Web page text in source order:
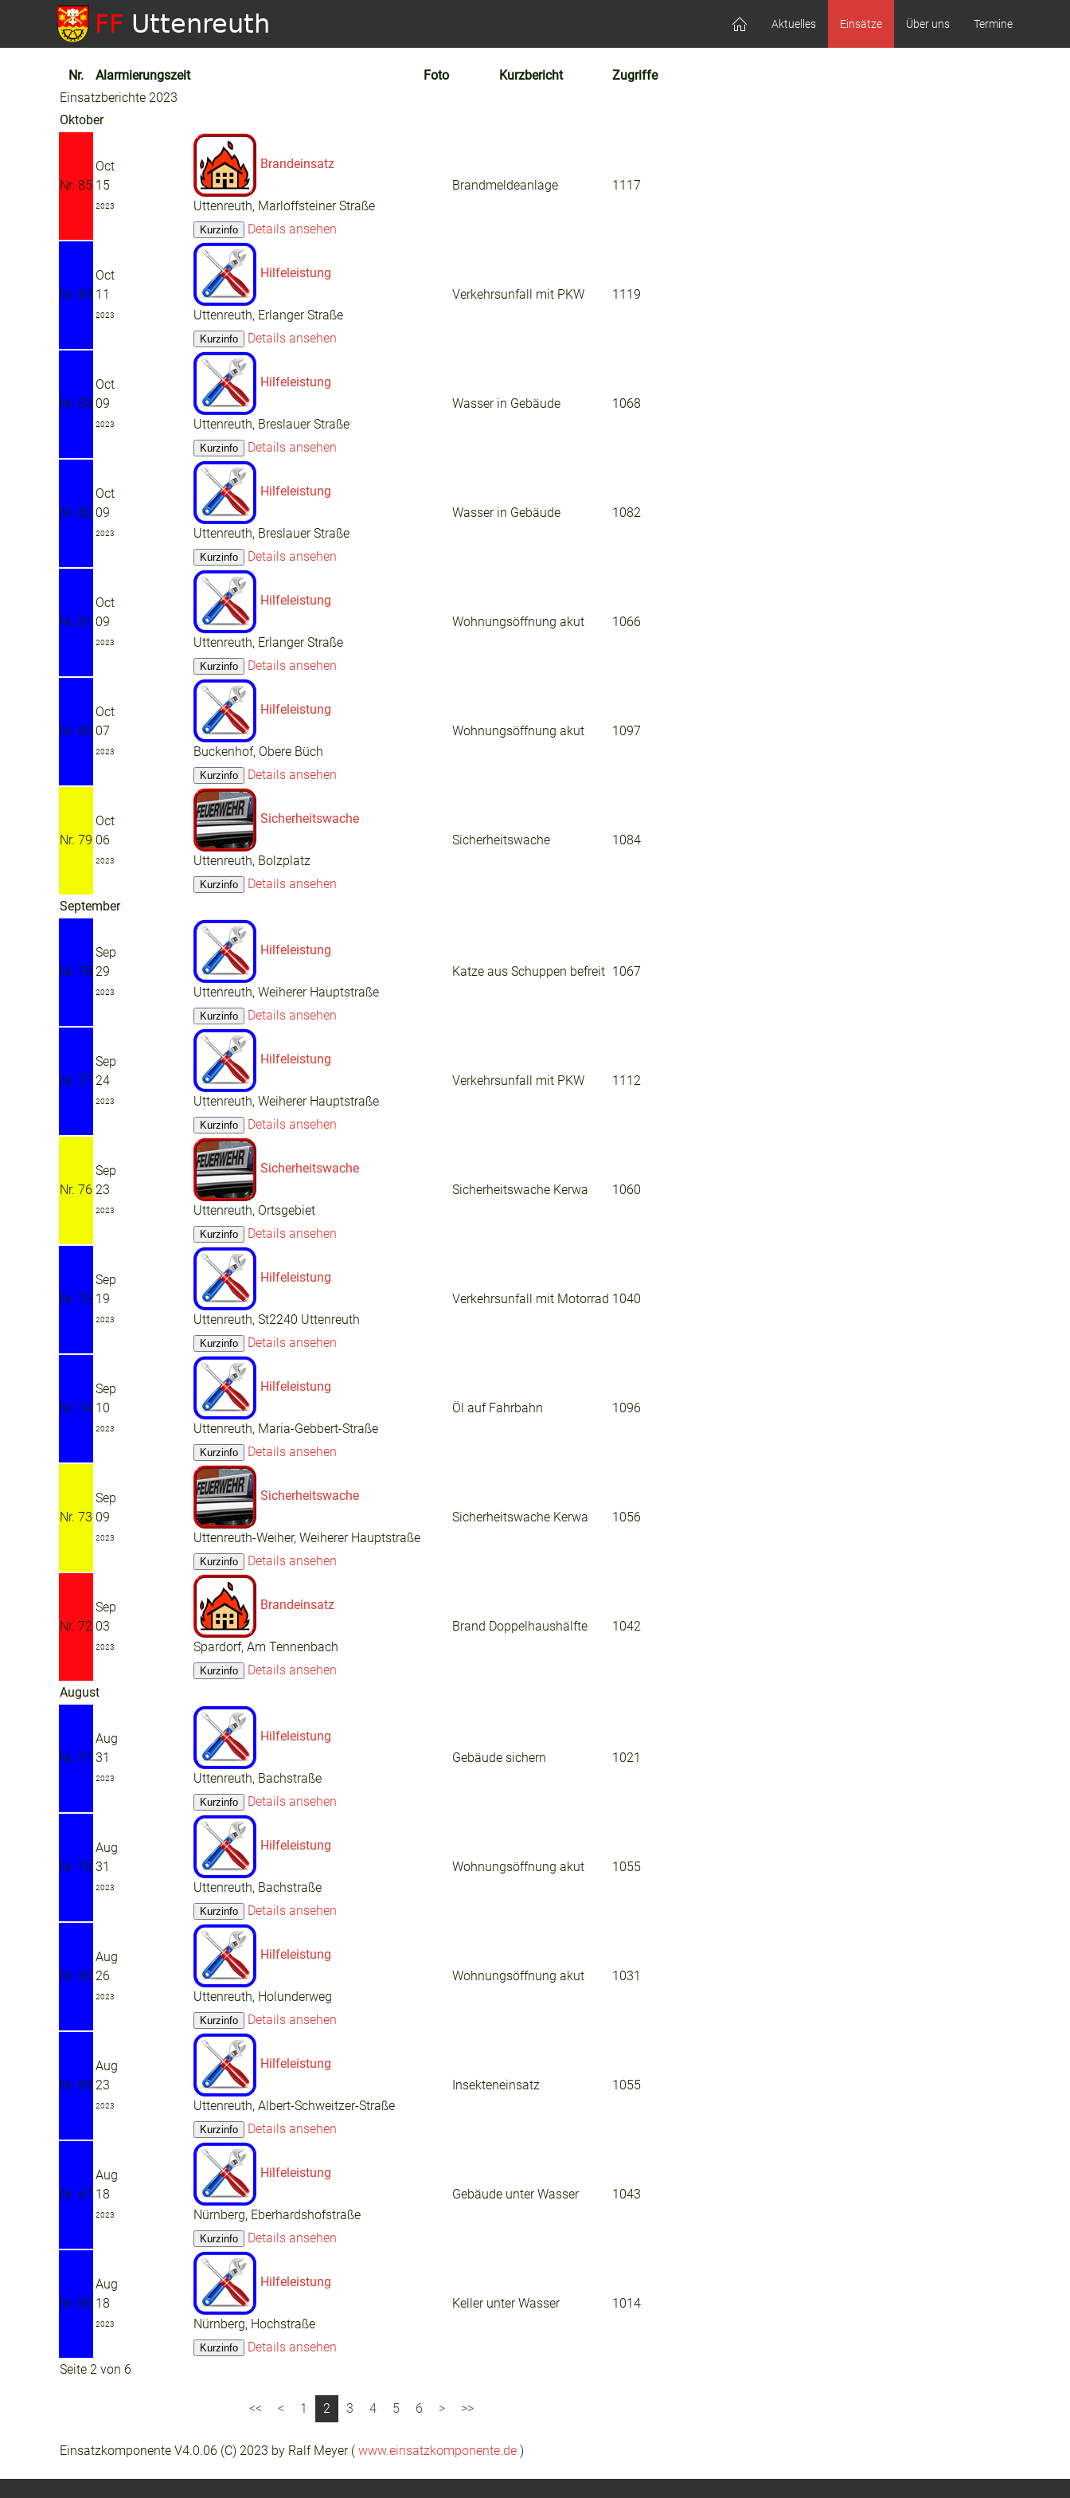
Aktuelles Einsätze Über uns Termine
Nr. Alarmierungszeit Foto Kurzbericht
Zugriffe
Einsatzberichte 2023
Oktober
Nr. 85
Oct
15
2023
Brandeinsatz
Uttenreuth, Marloffsteiner Straße
Details ansehen
Brandmeldeanlage 1117
Nr. 84
Oct
11
2023
Hilfeleistung
Uttenreuth, Erlanger Straße
Details ansehen
Verkehrsunfall mit PKW 1119
Nr. 83
Oct
09
2023
Hilfeleistung
Uttenreuth, Breslauer Straße
Details ansehen
Wasser in Gebäude 1068
Nr. 82
Oct
09
2023
Hilfeleistung
Uttenreuth, Breslauer Straße
Details ansehen
Wasser in Gebäude 1082
Nr. 81
Oct
09
2023
Hilfeleistung
Uttenreuth, Erlanger Straße
Details ansehen
Wohnungsöffnung akut 1066
Nr. 80
Oct
07
2023
Hilfeleistung
Buckenhof, Obere Büch
Details ansehen
Wohnungsöffnung akut 1097
Nr. 79
Oct
06
2023
Sicherheitswache
Uttenreuth, Bolzplatz
Details ansehen
Sicherheitswache 1084
September
Nr. 78
Sep
29
2023
Hilfeleistung
Uttenreuth, Weiherer Hauptstraße
Details ansehen
Katze aus Schuppen befreit 1067
Nr. 77
Sep
24
2023
Hilfeleistung
Uttenreuth, Weiherer Hauptstraße
Details ansehen
Verkehrsunfall mit PKW 1112
Nr. 76
Sep
23
2023
Sicherheitswache
Uttenreuth, Ortsgebiet
Details ansehen
Sicherheitswache Kerwa 1060
Nr. 75
Sep
19
2023
Hilfeleistung
Uttenreuth, St2240 Uttenreuth
Details ansehen
Verkehrsunfall mit Motorrad 1040
Nr. 74
Sep
10
2023
Hilfeleistung
Uttenreuth, Maria-Gebbert-Straße
Details ansehen
Öl auf Fahrbahn 1096
Nr. 73
Sep
09
2023
Sicherheitswache
Uttenreuth-Weiher, Weiherer Hauptstraße
Details ansehen
Sicherheitswache Kerwa 1056
Nr. 72
Sep
03
2023
Brandeinsatz
Spardorf, Am Tennenbach
Details ansehen
Brand Doppelhaushälfte 1042
August
Nr. 71
Aug
31
2023
Hilfeleistung
Uttenreuth, Bachstraße
Details ansehen
Gebäude sichern 1021
Nr. 70
Aug
31
2023
Hilfeleistung
Uttenreuth, Bachstraße
Details ansehen
Wohnungsöffnung akut 1055
Nr. 69
Aug
26
2023
Hilfeleistung
Uttenreuth, Holunderweg
Details ansehen
Wohnungsöffnung akut 1031
Nr. 68
Aug
23
2023
Hilfeleistung
Uttenreuth, Albert-Schweitzer-Straße
Details ansehen
Insekteneinsatz 1055
Nr. 67
Aug
18
2023
Hilfeleistung
Nürnberg, Eberhardshofstraße
Details ansehen
Gebäude unter Wasser 1043
Nr. 66
Aug
18
2023
Hilfeleistung
Nürnberg, Hochstraße
Details ansehen
Keller unter Wasser 1014
Seite 2 von 6
1 2 3 4 5 6
Einsatzkomponente V4.0.06 (C) 2023 by Ralf Meyer ( www.einsatzkomponente.de )